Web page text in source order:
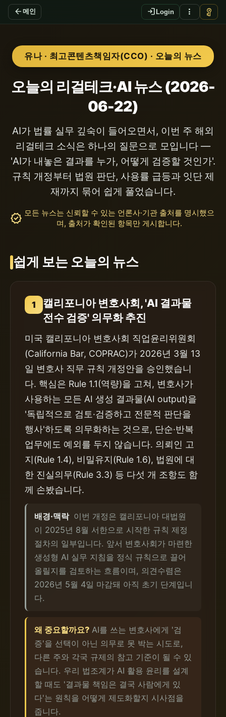
arrow_back 메인 login Login more_vert vpn_key
유나 · 최고콘텐츠책임자(CCO) · 오늘의 뉴스
오늘의 리걸테크·AI 뉴스 (2026-
06-22)
AI가 법률 실무 깊숙이 들어오면서, 이번 주 해외
리걸테크 소식은 하나의 질문으로 모입니다 —
'AI가 내놓은 결과를 누가, 어떻게 검증할 것인가'.
규칙 개정부터 법원 판단, 사용률 급등과 잇단 제
재까지 묶어 쉽게 풀었습니다.
verified 모든 뉴스는 신뢰할 수 있는 언론사·기관 출처를 명시했으
며, 출처가 확인된 항목만 게시합니다.
쉽게 보는 오늘의 뉴스
1
캘리포니아 변호사회, 'AI 결과물
전수 검증' 의무화 추진
미국 캘리포니아 변호사회 직업윤리위원회
(California Bar, COPRAC)가 2026년 3월 13
일 변호사 직무 규칙 개정안을 승인했습니
다. 핵심은 Rule 1.1(역량)을 고쳐, 변호사가
사용하는 모든 AI 생성 결과물(AI output)을
'독립적으로 검토·검증하고 전문적 판단을
행사'하도록 의무화하는 것으로, 단순·반복
업무에도 예외를 두지 않습니다. 의뢰인 고
지(Rule 1.4), 비밀유지(Rule 1.6), 법원에 대
한 진실의무(Rule 3.3) 등 다섯 개 조항도 함
께 손봤습니다.
배경·맥락 이번 개정은 캘리포니아 대법원
이 2025년 8월 서한으로 시작한 규칙 제정
절차의 일부입니다. 앞서 변호사회가 마련한
생성형 AI 실무 지침을 정식 규칙으로 끌어
올릴지를 검토하는 흐름이며, 의견수렴은
2026년 5월 4일 마감돼 아직 초기 단계입니
다.
왜 중요할까요? AI를 쓰는 변호사에게 '검
증'을 선택이 아닌 의무로 못 박는 시도로,
다른 주와 각국 규제의 참고 기준이 될 수 있
습니다. 우리 법조계가 AI 활용 윤리를 설계
할 때도 '결과물 책임은 결국 사람에게 있
다'는 원칙을 어떻게 제도화할지 시사점을
줍니다.